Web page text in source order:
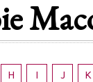
H I J K